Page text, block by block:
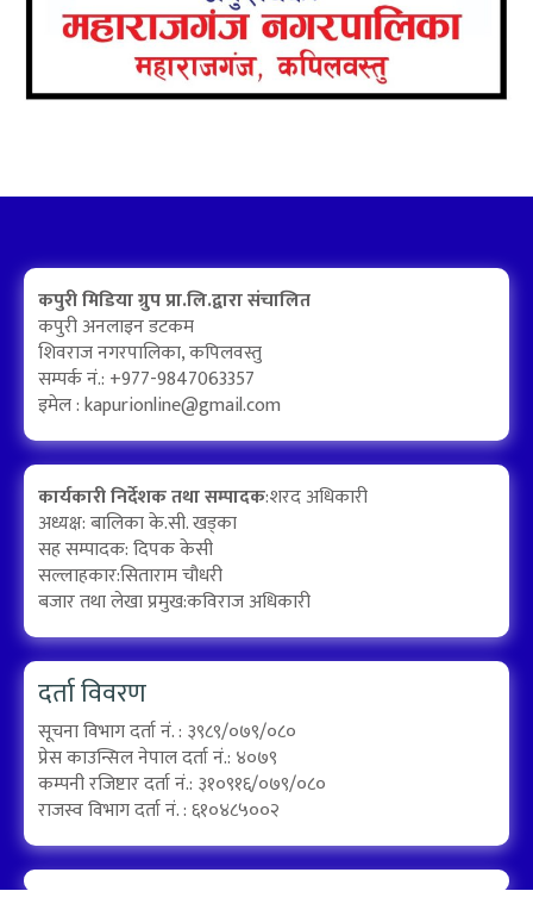
कपुरी मिडिया ग्रुप प्रा.लि.द्वारा संचालित
कपुरी अनलाइन डटकम
शिवराज नगरपालिका, कपिलवस्तु
सम्पर्क नं.: +977-9847063357
इमेल :kapurionline@gmail.com
कार्यकारी निर्देशक तथा सम्पादक:शरद अधिकारी
अध्यक्ष: बालिका के.सी. खड्का
सह सम्पादक: दिपक केसी
सल्लाहकार:सिताराम चौधरी
बजार तथा लेखा प्रमुख:कविराज अधिकारी
दर्ता विवरण
सूचना विभाग दर्ता नं. : ३९८९/०७९/०८०
प्रेस काउन्सिल नेपाल दर्ता नं.: ४०७९
कम्पनी रजिष्टार दर्ता नं.: ३१०९१६/०७९/०८०
राजस्व विभाग दर्ता नं. : ६१०४८५००२